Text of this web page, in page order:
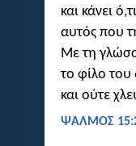
και κάνει
αυτός που
Με τη
το φίλο
και ούτε
ΨΑΛΜΌΣ